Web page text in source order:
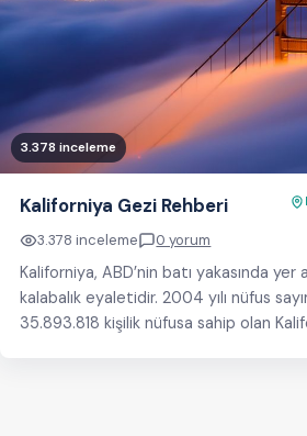
3.378 inceleme
Kaliforniya Gezi Rehberi
3.378 inceleme 0 yorum
Kaliforniya, ABD’nin batı yakasında yer
kalabalık eyaletidir. 2004 yılı nüfus
35.893.818 kişilik nüfusa sahip olan